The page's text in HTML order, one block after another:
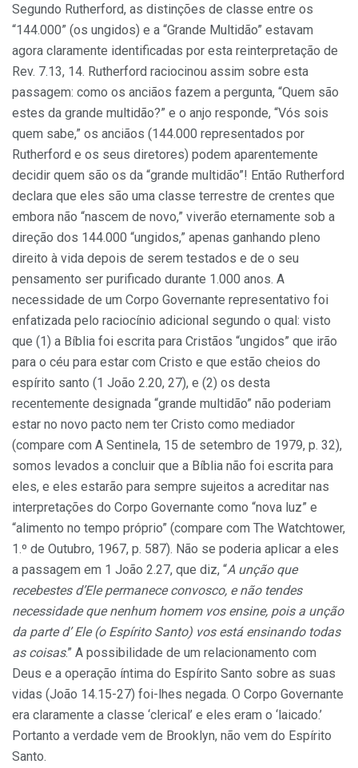
Segundo Rutherford, as distinções de classe entre os
“144.000” (os ungidos) e a “Grande Multidão” estavam
agora claramente identificadas por esta reinterpretação de
Rev. 7.13, 14. Rutherford raciocinou assim sobre esta
passagem: como os anciãos fazem a pergunta, “Quem são
estes da grande multidão?” e o anjo responde, “Vós sois
quem sabe,” os anciãos (144.000 representados por
Rutherford e os seus diretores) podem aparentemente
decidir quem são os da “grande multidão”! Então Rutherford
declara que eles são uma classe terrestre de crentes que
embora não “nascem de novo,” viverão eternamente sob a
direção dos 144.000 “ungidos,” apenas ganhando pleno
direito à vida depois de serem testados e de o seu
pensamento ser purificado durante 1.000 anos. A
necessidade de um Corpo Governante representativo foi
enfatizada pelo raciocínio adicional segundo o qual: visto
que (1) a Bíblia foi escrita para Cristãos “ungidos” que irão
para o céu para estar com Cristo e que estão cheios do
espírito santo (1 João 2.20, 27), e (2) os desta
recentemente designada “grande multidão” não poderiam
estar no novo pacto nem ter Cristo como mediador
(compare com A Sentinela, 15 de setembro de 1979, p. 32),
somos levados a concluir que a Bíblia não foi escrita para
eles, e eles estarão para sempre sujeitos a acreditar nas
interpretações do Corpo Governante como “nova luz” e
“alimento no tempo próprio” (compare com The Watchtower,
1.º de Outubro, 1967, p. 587). Não se poderia aplicar a eles
a passagem em 1 João 2.27, que diz, “A unção que
recebestes d’Ele permanece convosco, e não tendes
necessidade que nenhum homem vos ensine, pois a unção
da parte d’ Ele (o Espírito Santo) vos está ensinando todas
as coisas.” A possibilidade de um relacionamento com
Deus e a operação íntima do Espírito Santo sobre as suas
vidas (João 14.15-27) foi-lhes negada. O Corpo Governante
era claramente a classe ‘clerical’ e eles eram o ‘laicado.’
Portanto a verdade vem de Brooklyn, não vem do Espírito
Santo.